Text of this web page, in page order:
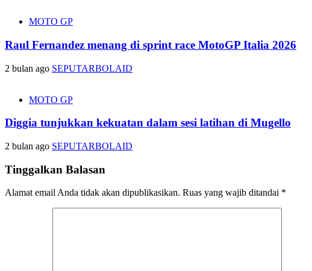
MOTO GP
Raul Fernandez menang di sprint race MotoGP Italia 2026
2 bulan ago SEPUTARBOLAID
MOTO GP
Diggia tunjukkan kekuatan dalam sesi latihan di Mugello
2 bulan ago SEPUTARBOLAID
Tinggalkan Balasan
Alamat email Anda tidak akan dipublikasikan. Ruas yang wajib ditandai *